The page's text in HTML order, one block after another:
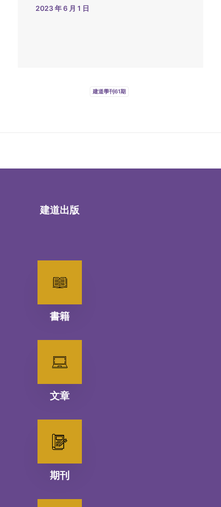
2023 年 6 月 1 日
建道學刊61期
建道出版
書籍
文章
期刊